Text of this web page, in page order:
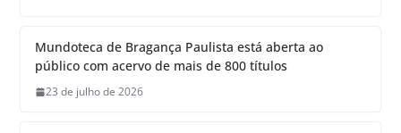
Mundoteca de Bragança Paulista está aberta ao
público com acervo de mais de 800 títulos
23 de julho de 2026